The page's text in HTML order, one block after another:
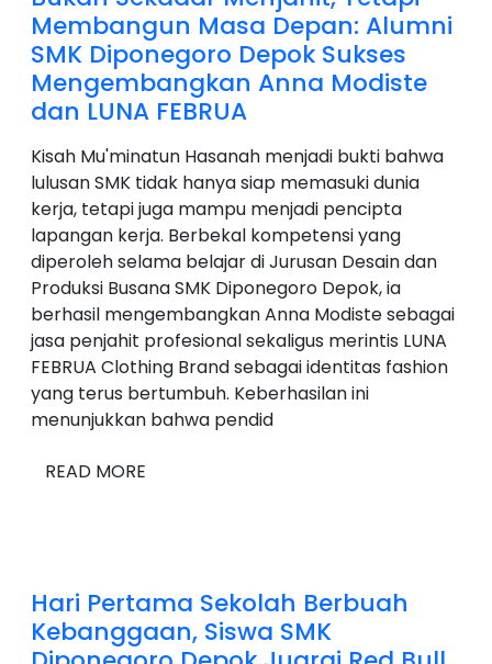
Membangun Masa Depan: Alumni
SMK Diponegoro Depok Sukses
Mengembangkan Anna Modiste
dan LUNA FEBRUA
Kisah Mu'minatun Hasanah menjadi bukti bahwa
lulusan SMK tidak hanya siap memasuki dunia
kerja, tetapi juga mampu menjadi pencipta
lapangan kerja. Berbekal kompetensi yang
diperoleh selama belajar di Jurusan Desain dan
Produksi Busana SMK Diponegoro Depok, ia
berhasil mengembangkan Anna Modiste sebagai
jasa penjahit profesional sekaligus merintis LUNA
FEBRUA Clothing Brand sebagai identitas fashion
yang terus bertumbuh. Keberhasilan ini
menunjukkan bahwa pendid
READ MORE
Hari Pertama Sekolah Berbuah
Kebanggaan, Siswa SMK